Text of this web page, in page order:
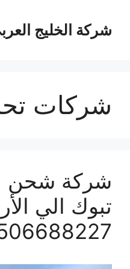
المحتوىشركة الخليج
شركات
شركة
تبوك الي